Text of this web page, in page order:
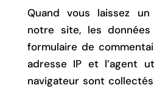
Quand vous laissez
notre site, les
formulaire de
adresse IP et l’agent
navigateur sont